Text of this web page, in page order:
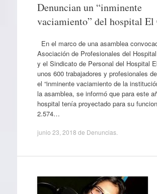
Denuncian un “inminente
vaciamiento” del hospital El
En el marco de una asamblea
Asociación de Profesionales del Hospital
y el Sindicato de Personal del Hospital
unos 600 trabajadores y profesionales
el “inminente vaciamiento de la
la asamblea, se informó que para este
hospital tenía proyectado para su
2.574…
junio 23, 2018 de Denuncias.